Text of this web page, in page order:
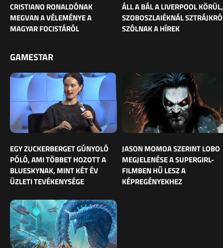
CRISTIANO RONALDÓNAK
MEGVAN A VÉLEMÉNYE A
MAGYAR FOCISTÁRÓL
ÁLL A BÁL A LIVERPOOL KÖRÜL,
SZOBOSZLAIÉKNÁL
SZÓLNAK A HÍREK
GAMESTAR
EGY ZUCKERBERGET GÚNYOLÓ
PÓLÓ, AMI TÖBBET HOZOTT A
BLUESKYNAK, MINT KÉT ÉV
ÜZLETI TEVÉKENYSÉGE
JASON MOMOA SZERINT LOBO
MEGJELENÉSE A SUPERGIRL-
FILMBEN HŰ LESZ A
KÉPREGÉNYEKHEZ